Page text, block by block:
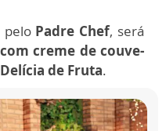
pelo Padre Chef, será
creme de couve-
Delícia de Fruta.